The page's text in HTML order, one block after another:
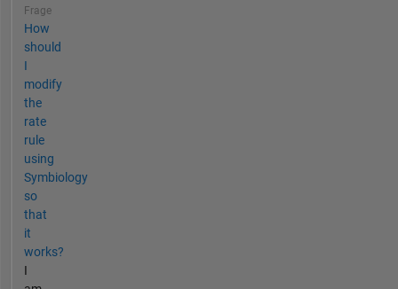
Frage
How
should
I
modify
the
rate
rule
using
Symbiology
so
that
it
works?
I